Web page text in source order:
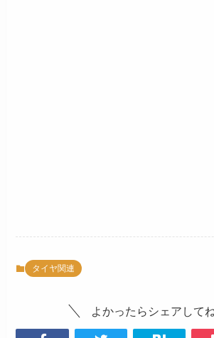
タイヤ関連
よかったらシェアしてね